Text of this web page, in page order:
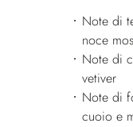
Note di
noce
Note di
vetiver
Note di
cuoio e